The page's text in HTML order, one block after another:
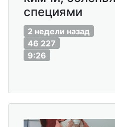
специями
2 недели назад
46 227
9:26